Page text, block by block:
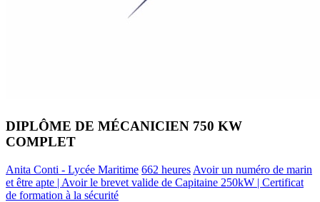
DIPLÔME DE MÉCANICIEN 750 KW
COMPLET
Anita Conti - Lycée Maritime 662 heures Avoir un numéro de marin
et être apte | Avoir le brevet valide de Capitaine 250kW | Certificat
de formation à la sécurité